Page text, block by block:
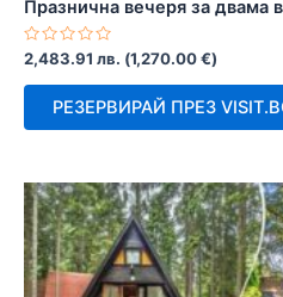
Празнична вечеря за двама
Оценено
с
0
2,483.91 лв. (1,270.00€)
РЕЗЕРВИРАЙ ПРЕЗ